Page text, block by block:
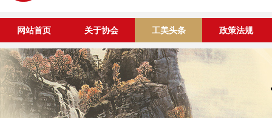
网站首页 关于协会 工美头条 政策法规